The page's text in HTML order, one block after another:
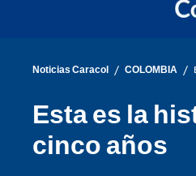
Noticias Caracol / COLOMBIA /
Esta es la
cinco años